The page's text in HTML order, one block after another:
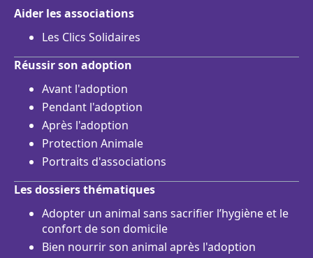
Aider les associations
Les Clics Solidaires
Réussir son adoption
Avant l'adoption
Pendant l'adoption
Après l'adoption
Protection Animale
Portraits d'associations
Les dossiers thématiques
Adopter un animal sans sacrifier l’hygiène et le
confort de son domicile
Bien nourrir son animal après l'adoption